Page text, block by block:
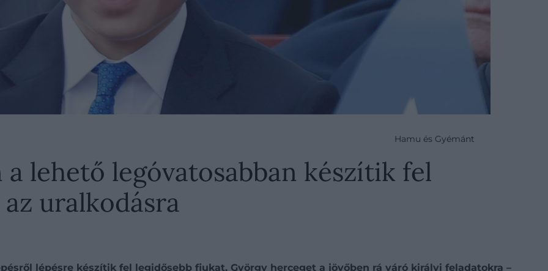
Hamu és Gyémánt
lehető legóvatosabban készítik fel
uralkodásra
lépésre készítik fel legidősebb fiukat, György herceget a jövőben rá váró királyi feladatokra –